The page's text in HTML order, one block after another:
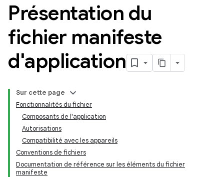
Présentation du
fichier manifeste
d'application
Sur cette page
Fonctionnalités du fichier
Composants de l'application
Autorisations
Compatibilité avec les appareils
Conventions de fichiers
Documentation de référence sur les éléments du fichier
manifeste